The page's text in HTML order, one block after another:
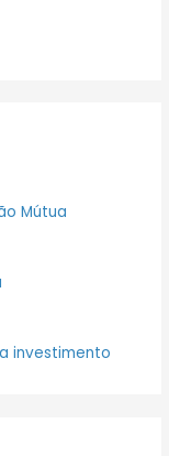
Mútua
investimento